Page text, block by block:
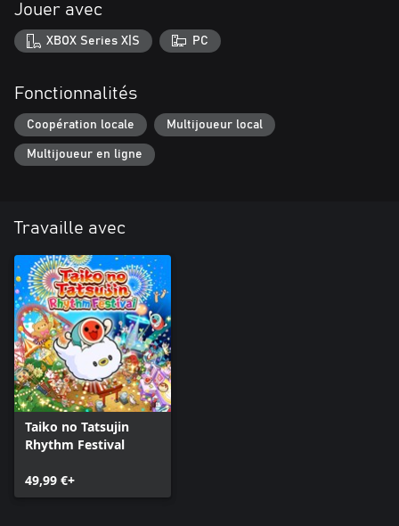
Jouer avec
XBOX Series X|S PC
Fonctionnalités
Coopération locale Multijoueur local
Multijoueur en ligne
Travaille avec
Taiko no Tatsujin
Rhythm Festival
49,99 €+